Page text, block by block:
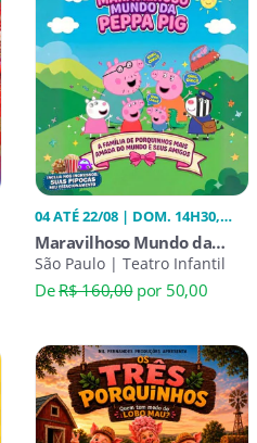
04 ATÉ 22/08 | DOM. 14H30,
SÁB. 14H30
Maravilhoso Mundo da
Peppa Pig
São Paulo | Teatro Infantil
DeR$ 160,00por 50,00